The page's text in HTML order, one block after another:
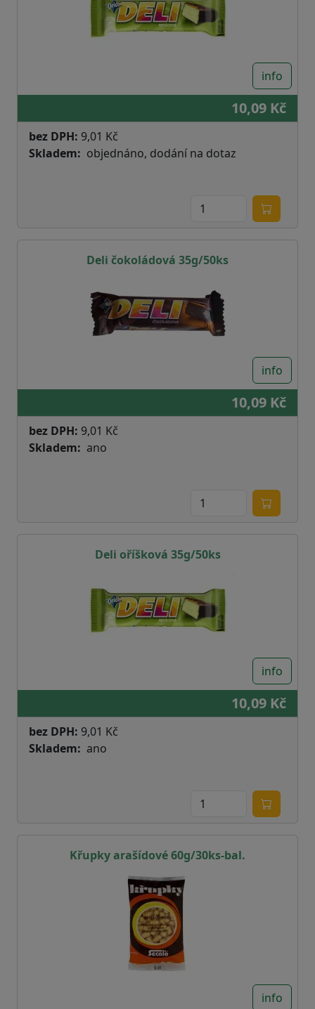
info
10,09 Kč
bez DPH: 9,01 Kč
Skladem
objednáno, dodání na dotaz
Deli čokoládová 35g/50ks
info
10,09 Kč
bez DPH: 9,01 Kč
Skladem
ano
Deli oříšková 35g/50ks
info
10,09 Kč
bez DPH: 9,01 Kč
Skladem
ano
Křupky arašídové 60g/30ks-bal.
info